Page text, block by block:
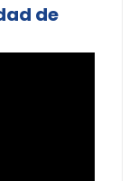
de